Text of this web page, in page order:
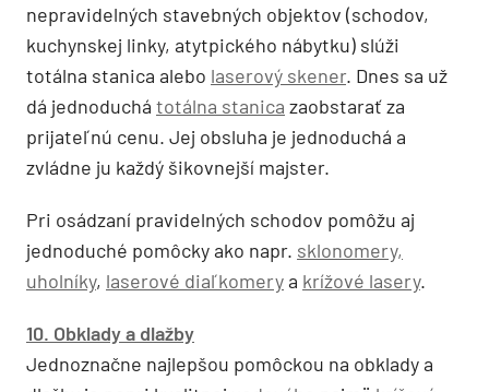
nepravidelných stavebných objektov (schodov,
kuchynskej linky, atytpického nábytku) slúži
totálna stanica alebo laserový skener. Dnes sa už
dá jednoduchá totálna stanica zaobstarať za
prijateľnú cenu. Jej obsluha je jednoduchá a
zvládne ju každý šikovnejší majster.
Pri osádzaní pravidelných schodov pomôžu aj
jednoduché pomôcky ako napr. sklonomery,
uholníky, laserové diaľkomerya krížové lasery.
10. Obklady a dlažby
Jednoznačne najlepšou pomôckou na obklady a